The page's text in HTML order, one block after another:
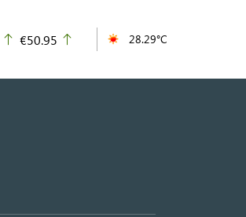
up
€50.95 28.29°C